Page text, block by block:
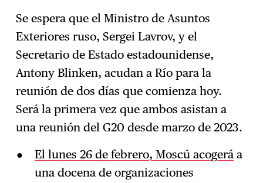
→ Suscríbase
Se espera que el Ministro de Asuntos
Exteriores ruso, Sergei Lavrov, y el
Secretario de Estado estadounidense,
Antony Blinken, acudan a Río para la
reunión de dos días que comienza hoy.
Será la primera vez que ambos asistan a
una reunión del G20 desde marzo de 2023.
El lunes 26 de febrero, Moscú acogeráa
una docena de organizaciones